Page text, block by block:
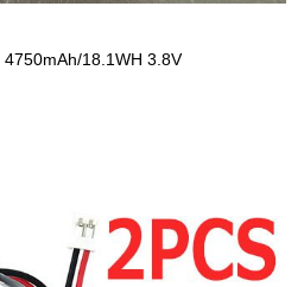
4750mAh/18.1WH 3.8V